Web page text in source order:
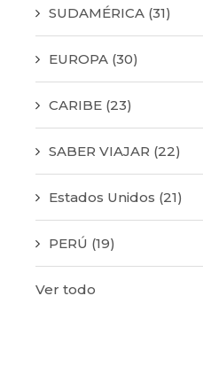
SUDAMÉRICA (31)
EUROPA (30)
CARIBE (23)
SABER VIAJAR (22)
Estados Unidos (21)
PERÚ (19)
Ver todo